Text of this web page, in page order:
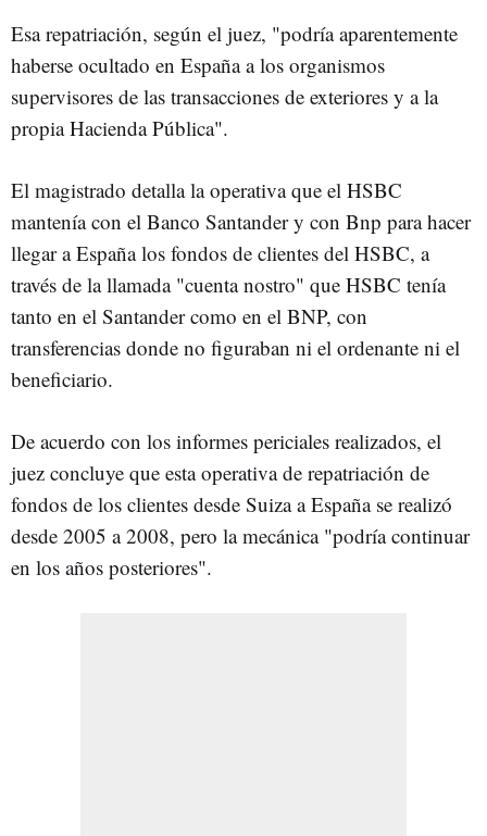
Esa repatriación, según el juez, "podría aparentemente
haberse ocultado en España a los organismos
supervisores de las transacciones de exteriores y a la
propia Hacienda Pública".
El magistrado detalla la operativa que el HSBC
mantenía con el Banco Santander y con Bnp para hacer
llegar a España los fondos de clientes del HSBC, a
través de la llamada "cuenta nostro" que HSBC tenía
tanto en el Santander como en el BNP, con
transferencias donde no figuraban ni el ordenante ni el
beneficiario.
De acuerdo con los informes periciales realizados, el
juez concluye que esta operativa de repatriación de
fondos de los clientes desde Suiza a España se realizó
desde 2005 a 2008, pero la mecánica "podría continuar
en los años posteriores".